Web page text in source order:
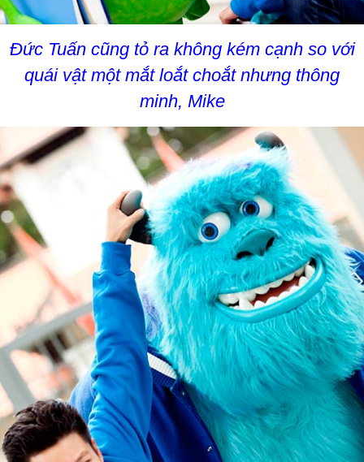
Đức Tuấn cũng tỏ ra không kém cạnh so với
quái vật một mắt loắt choắt nhưng thông
minh, Mike